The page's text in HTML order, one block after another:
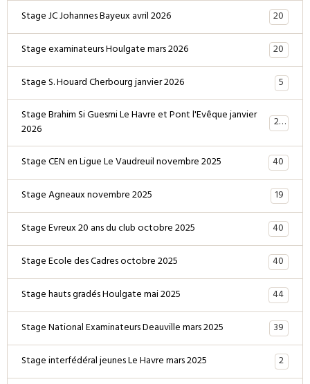
Stage JC Johannes Bayeux avril 2026
20
Stage examinateurs Houlgate mars 2026
20
Stage S. Houard Cherbourg janvier 2026
5
Stage Brahim Si Guesmi Le Havre et Pont l'Evêque janvier
2026 28
Stage CEN en Ligue Le Vaudreuil novembre 2025
40
Stage Agneaux novembre 2025
19
Stage Evreux 20 ans du club octobre 2025
40
Stage Ecole des Cadres octobre 2025
40
Stage hauts gradés Houlgate mai 2025
44
Stage National Examinateurs Deauville mars 2025
39
Stage interfédéral jeunes Le Havre mars 2025
2